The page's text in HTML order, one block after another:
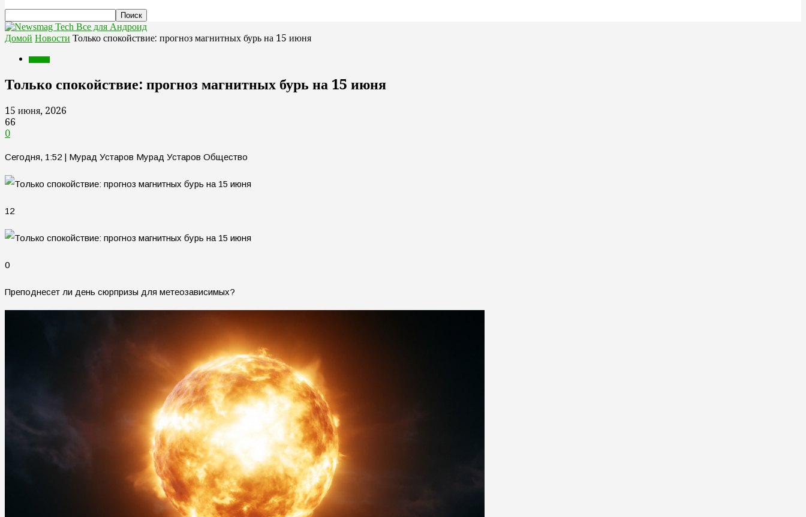
Все для Андроид
Домой Новости Только спокойствие: прогноз магнитных бурь на 15 июня
Только спокойствие: прогноз магнитных бурь на 15 июня
15 июня, 2026
66
0
Сегодня, 1:52 | Мурад Устаров Мурад Устаров Общество
12
0
Преподнесет ли день сюрпризы для метеозависимых?